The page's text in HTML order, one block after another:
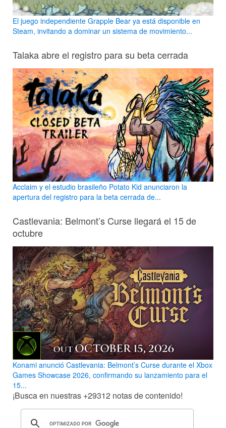
El juego independiente Grapple Bear ya está disponible en
Steam, invitando a dominar un sistema de movimiento...
Talaka abre el registro para su beta cerrada
Acclaim y el estudio brasileño Potato Kid anunciaron la
apertura del registro para la beta cerrada de...
Castlevania: Belmont’s Curse llegará el 15 de
octubre
Konami anunció Castlevania: Belmont’s Curse durante el Xbox
Games Showcase 2026, confirmando su lanzamiento para el
15...
¡Busca en nuestras +29312 notas de contenido!